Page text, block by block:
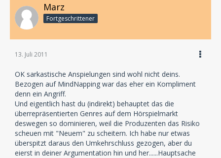
Marz
Fortgeschrittener
13. Juli 2011
OK sarkastische Anspielungen sind wohl nicht deins.
Bezogen auf MindNapping war das eher ein Kompliment
denn ein Angriff.
Und eigentlich hast du (indirekt) behauptet das die
überrepräsentierten Genres auf dem Hörspielmarkt
deswegen so dominieren, weil die Produzenten das Risiko
scheuen mit "Neuem" zu scheitern. Ich habe nur etwas
überspitzt daraus den Umkehrschluss gezogen, aber du
eierst in deiner Argumentation hin und her......Hauptsache